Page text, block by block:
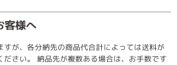
客様へ
が、各分納先の商品代合計によっては送料が
ださい。 納品先が複数ある場合は、お手数です